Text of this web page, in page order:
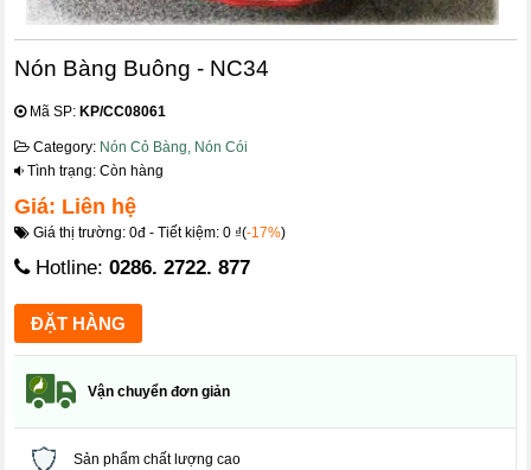
Nón Bàng Buông - NC34
Mã SP: KP/CC08061
Category: Nón Cỏ Bàng, Nón Cói
Tình trạng: Còn hàng
Giá: Liên hệ
Giá thị trường: 0đ - Tiết kiệm: 0 ₫(-17%)
Hotline:0286. 2722. 877
Vận chuyển đơn giản
Sản phẩm chất lượng cao